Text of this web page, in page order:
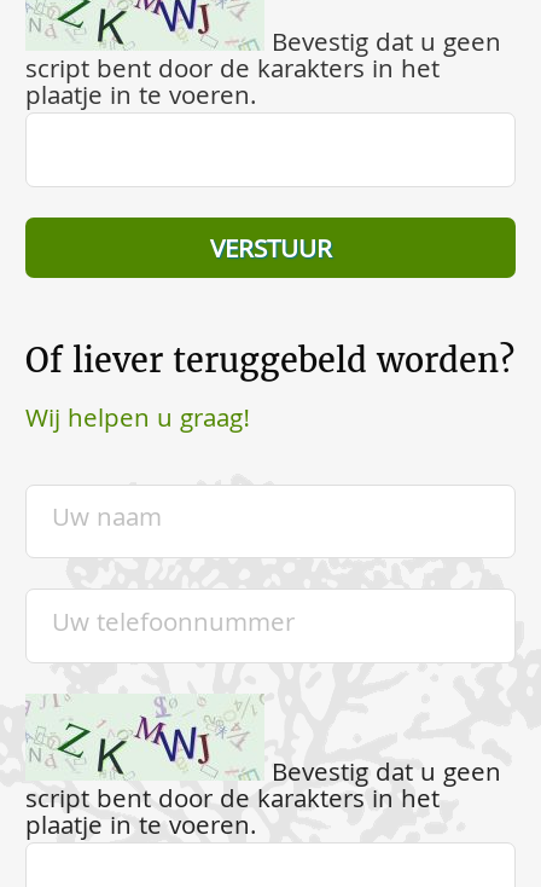
Bevestig dat u geen
script bent door de karakters in het
plaatje in te voeren.
Of liever teruggebeld worden?
Wij helpen u graag!
Bevestig dat u geen
script bent door de karakters in het
plaatje in te voeren.